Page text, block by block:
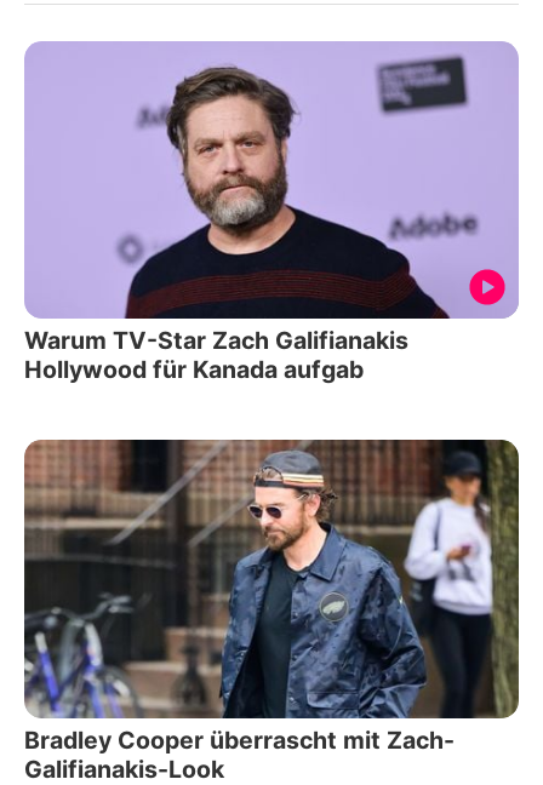
Warum TV-Star Zach Galifianakis
Hollywood für Kanada aufgab
Bradley Cooper überrascht mit Zach-
Galifianakis-Look